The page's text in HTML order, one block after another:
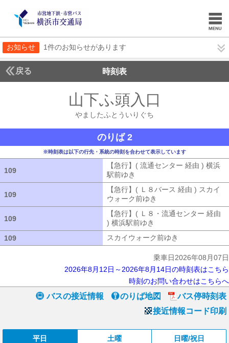
お知らせ 1件のお知らせがあります
戻る 時刻表
山下ふ頭入口
やましたふとういりぐち
のりば 2
※時刻表は以下の行先・系統の時刻を合わせて表示しています
109
【急行】( 流通センター 経由 ) 横浜
駅前ゆき
109
【急行】( Ｌ８バース 経由 ) スカイ
ウォーク前ゆき
109
【急行】( Ｌ８・流通センター 経由
) 横浜駅前ゆき
109
スカイウォーク前ゆき
乗車日2026年08月07日
2026年8月12日～2026年8月14日の時刻表はこちら
時刻のお問い合わせはこちらへ
バスの接近情報 のりば地図
バス停時刻表
接近情報コード印刷
平日 土曜 日曜/祝日